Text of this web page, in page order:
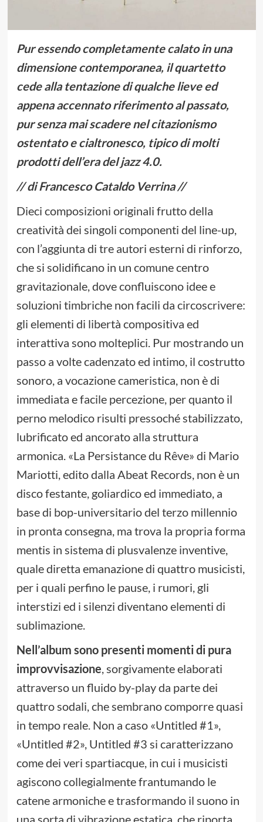
Pur essendo completamente calato in una
dimensione contemporanea, il quartetto
cede alla tentazione di qualche lieve ed
appena accennato riferimento al passato,
pur senza mai scadere nel citazionismo
ostentato e cialtronesco, tipico di molti
prodotti dell’era del jazz 4.0.
// di Francesco Cataldo Verrina //
Dieci composizioni originali frutto della
creatività dei singoli componenti del line-up,
con l’aggiunta di tre autori esterni di rinforzo,
che si solidificano in un comune centro
gravitazionale, dove confluiscono idee e
soluzioni timbriche non facili da circoscrivere:
gli elementi di libertà compositiva ed
interattiva sono molteplici. Pur mostrando un
passo a volte cadenzato ed intimo, il costrutto
sonoro, a vocazione cameristica, non è di
immediata e facile percezione, per quanto il
perno melodico risulti pressoché stabilizzato,
lubrificato ed ancorato alla struttura
armonica. «La Persistance du Rêve» di Mario
Mariotti, edito dalla Abeat Records, non è un
disco festante, goliardico ed immediato, a
base di bop-universitario del terzo millennio
in pronta consegna, ma trova la propria forma
mentis in sistema di plusvalenze inventive,
quale diretta emanazione di quattro musicisti,
per i quali perfino le pause, i rumori, gli
interstizi ed i silenzi diventano elementi di
sublimazione.
Nell’album sono presenti momenti di pura
improvvisazione, sorgivamente elaborati
attraverso un fluido by-play da parte dei
quattro sodali, che sembrano comporre quasi
in tempo reale. Non a caso «Untitled #1»,
«Untitled #2», Untitled #3 si caratterizzano
come dei veri spartiacque, in cui i musicisti
agiscono collegialmente frantumando le
catene armoniche e trasformando il suono in